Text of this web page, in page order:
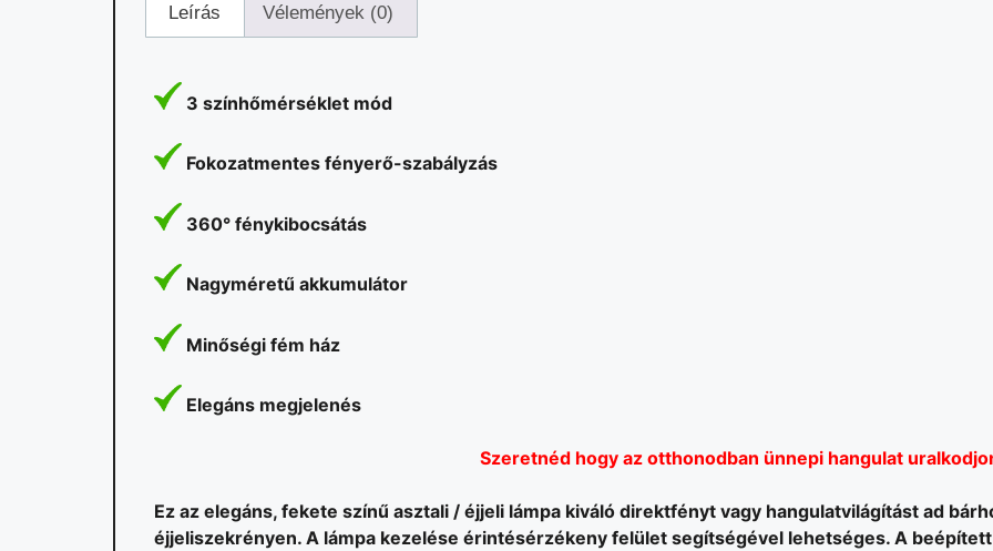
Leírás Vélemények (0)
3 színhőmérséklet mód
Fokozatmentes fényerő-szabályzás
360° fénykibocsátás
Nagyméretű akkumulátor
Minőségi fém ház
Elegáns megjelenés
Szeretnéd hogy az otthonodban ünnepi hangulat
Ez az elegáns, fekete színű asztali / éjjeli lámpa kiváló direktfényt vagy hangulatvilágítást ad
éjjeliszekrényen. A lámpa kezelése érintésérzékeny felület segítségével lehetséges. A